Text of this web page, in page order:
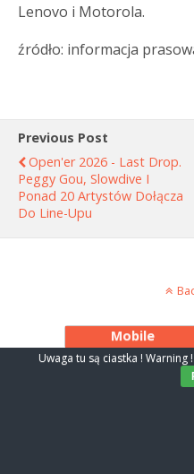
Lenovo i Motorola.
źródło: informacja
Previous Post
Open'er 2026 - Last Drop.
Peggy Gou, Slowdive I
Ponad 20 Artystów Dołącza
Do Line-Upu
Mobile
Uwaga tu są ciastka ! Warning